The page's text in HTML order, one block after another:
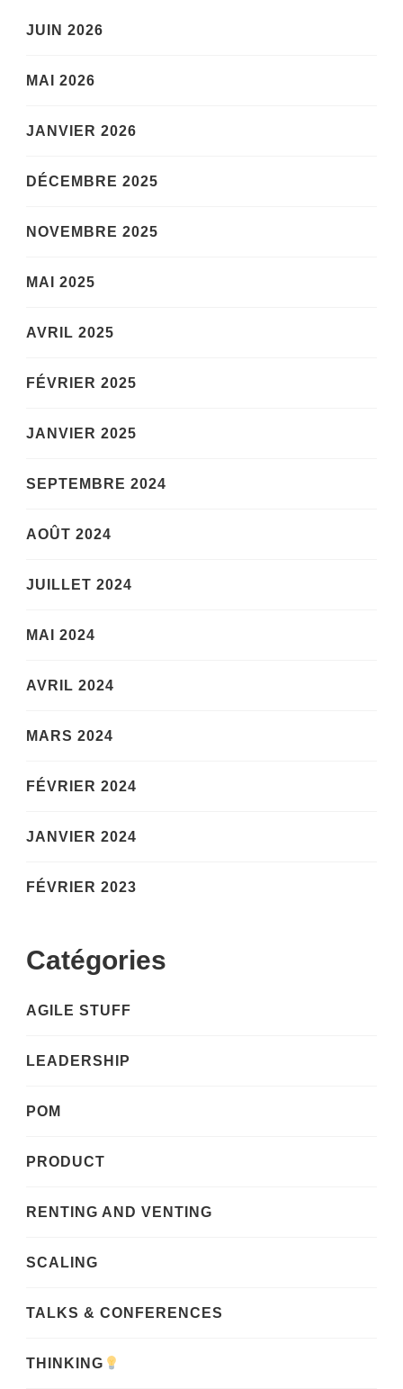
JUIN 2026
MAI 2026
JANVIER 2026
DÉCEMBRE 2025
NOVEMBRE 2025
MAI 2025
AVRIL 2025
FÉVRIER 2025
JANVIER 2025
SEPTEMBRE 2024
AOÛT 2024
JUILLET 2024
MAI 2024
AVRIL 2024
MARS 2024
FÉVRIER 2024
JANVIER 2024
FÉVRIER 2023
Catégories
AGILE STUFF
LEADERSHIP
POM
PRODUCT
RENTING AND VENTING
SCALING
TALKS & CONFERENCES
THINKING